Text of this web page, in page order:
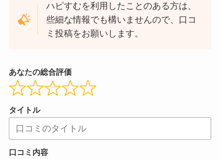
ハピすむを利用したことのある方は、
些細な情報でも構いませんので、口コ
ミ投稿をお願いします。
あなたの総合評価
タイトル
口コミ内容